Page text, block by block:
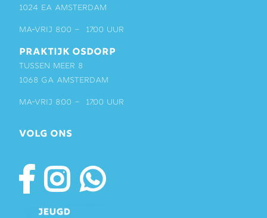
1024 EA Amsterdam
ma-vrij 8:00 – 17:00 uur
PRAKTIJK OSDORP
Tussen Meer 8
1068 GA Amsterdam
ma-vrij 8:00 – 17:00 uur
VOLG ONS